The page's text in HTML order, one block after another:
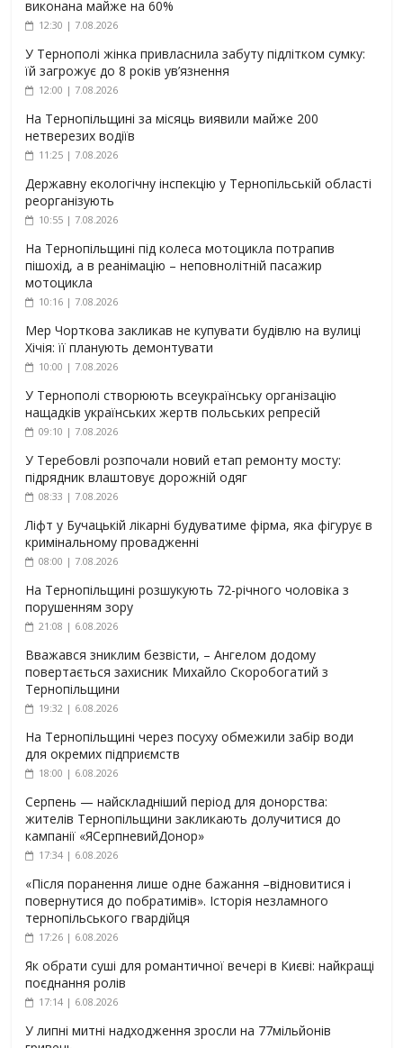
виконана майже на 60%
12:30 | 7.08.2026
У Тернополі жінка привласнила забуту підлітком сумку:
їй загрожує до 8 років ув’язнення
12:00 | 7.08.2026
На Тернопільщині за місяць виявили майже 200
нетверезих водіїв
11:25 | 7.08.2026
Державну екологічну інспекцію у Тернопільській області
реорганізують
10:55 | 7.08.2026
На Тернопільщині під колеса мотоцикла потрапив
пішохід, а в реанімацію – неповнолітній пасажир
мотоцикла
10:16 | 7.08.2026
Мер Чорткова закликав не купувати будівлю на вулиці
Хічія: її планують демонтувати
10:00 | 7.08.2026
У Тернополі створюють всеукраїнську організацію
нащадків українських жертв польських репресій
09:10 | 7.08.2026
У Теребовлі розпочали новий етап ремонту мосту:
підрядник влаштовує дорожній одяг
08:33 | 7.08.2026
Ліфт у Бучацькій лікарні будуватиме фірма, яка фігурує в
кримінальному провадженні
08:00 | 7.08.2026
На Тернопільщині розшукують 72-річного чоловіка з
порушенням зору
21:08 | 6.08.2026
Вважався зниклим безвісти, – Ангелом додому
повертається захисник Михайло Скоробогатий з
Тернопільщини
19:32 | 6.08.2026
На Тернопільщині через посуху обмежили забір води
для окремих підприємств
18:00 | 6.08.2026
Серпень — найскладніший період для донорства:
жителів Тернопільщини закликають долучитися до
кампанії «ЯСерпневийДонор»
17:34 | 6.08.2026
«Після поранення лише одне бажання –відновитися і
повернутися до побратимів». Історія незламного
тернопільського гвардійця
17:26 | 6.08.2026
Як обрати суші для романтичної вечері в Києві: найкращі
поєднання ролів
17:14 | 6.08.2026
У липні митні надходження зросли на 77мільйонів